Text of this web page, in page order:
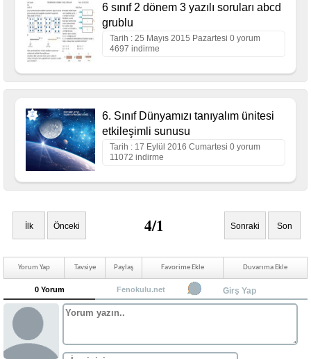
6 sınıf 2 dönem 3 yazılı soruları abcd
grublu
Tarih : 25 Mayıs 2015 Pazartesi 0 yorum
4697 indirme
6. Sınıf Dünyamızı tanıyalım ünitesi
etkileşimli sunusu
Tarih : 17 Eylül 2016 Cumartesi 0 yorum
11072 indirme
İlk Önceki 4/1 Sonraki Son
Yorum Yap Tavsiye Paylaş Favorime Ekle Duvarıma Ekle
0 Yorum Fenokulu.net Girş Yap